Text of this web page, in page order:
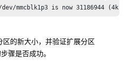
mmcblk1p3 is now 31186944
区的新大小，并验证扩展分区
骤是否成功。